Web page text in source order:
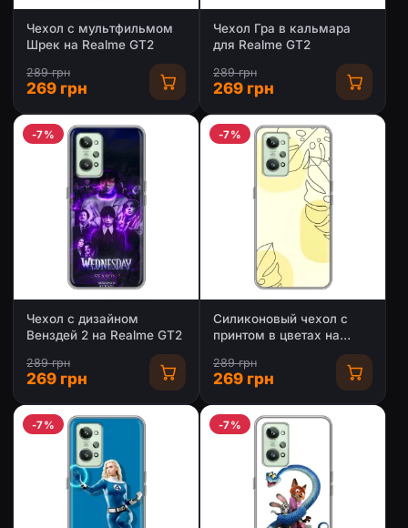
Чехол с мультфильмом
Шрек на Realme GT2
289 грн
269 грн
Чехол Гра в кальмара
для Realme GT2
289 грн
269 грн
-7%
Чехол с дизайном
Венздей 2 на Realme GT2
289 грн
269 грн
-7%
Силиконовый чехол с
принтом в цветах на
289 грн
269 грн
-7% -7%